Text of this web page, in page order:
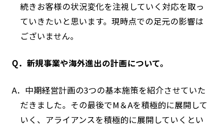
続きお客様の状況変化を注視していく対応を取っ
ていきたいと思います。現時点での足元の影響は
ございません。
Q．新規事業や海外進出の計画について。
A．中期経営計画の3つの基本施策を紹介させていた
だきました。その最後でM＆Aを積極的に展開して
いく、アライアンスを積極的に展開していくとい